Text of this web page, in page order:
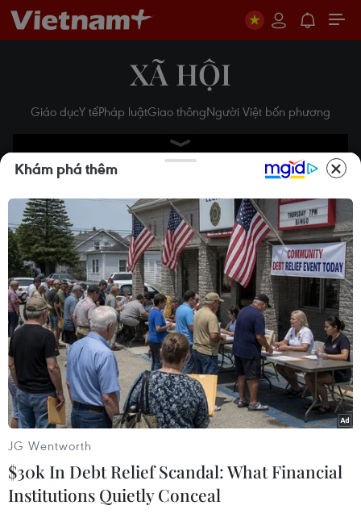
XÃ HỘI
Giáo dụcY tếPháp luậtGiao thôngNgười Việt bốn phương
Đề Toán “dễ thở”, nhiều thí
sinh tự tin đạt điểm 8-9
Hằng Trần
11/06/2026 11:22
Khám phá thêm
JG Wentworth
$30k In Debt Relief Scandal: What Financial
Institutions Quietly Conceal